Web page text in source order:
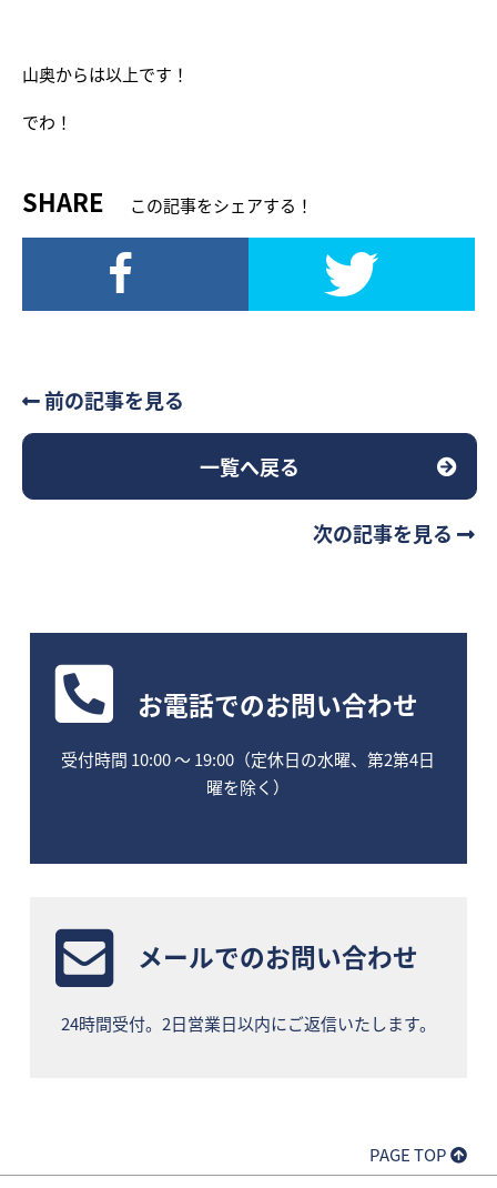
山奥からは以上です！
でわ！
SHARE この記事をシェアする！
前の記事を見る
一覧へ戻る
次の記事を見る
お電話でのお問い合わせ
受付時間 10:00 〜 19:00（定休日の水曜、第2第4日
曜を除く）
メールでのお問い合わせ
24時間受付。2日営業日以内にご返信いたします。
PAGE TOP